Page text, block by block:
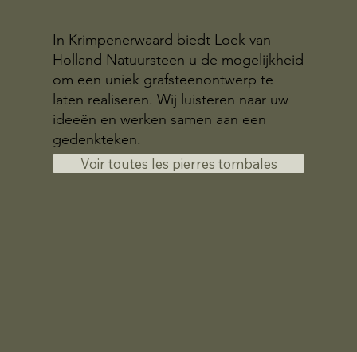
In Krimpenerwaard biedt Loek van
Holland Natuursteen u de mogelijkheid
om een uniek grafsteenontwerp te
laten realiseren. Wij luisteren naar uw
ideeën en werken samen aan een
gedenkteken.
Voir toutes les pierres tombales